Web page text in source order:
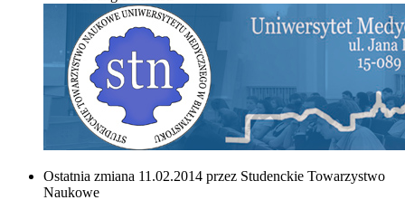
Ostatnia zmiana 11.02.2014 przez Studenckie Towarzystwo
Naukowe